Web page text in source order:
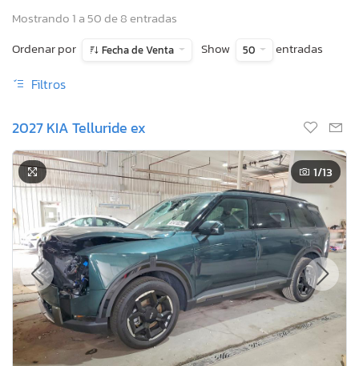
Mostrando 1 a 50 de 8 entradas
Ordenar por
Fecha de Venta Show 50 entradas
Filtros
2027 KIA Telluride ex
1/13